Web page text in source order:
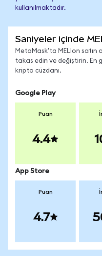
kullanılmaktadır.
Saniyeler içinde
MetaMask'ta MELIon satın
takas edin ve değiştirin. En
kripto cüzdanı.
Google Play
Puan
4.4
App Store
Puan
4.7